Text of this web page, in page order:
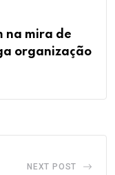
na mira de
organização
NEXT POST